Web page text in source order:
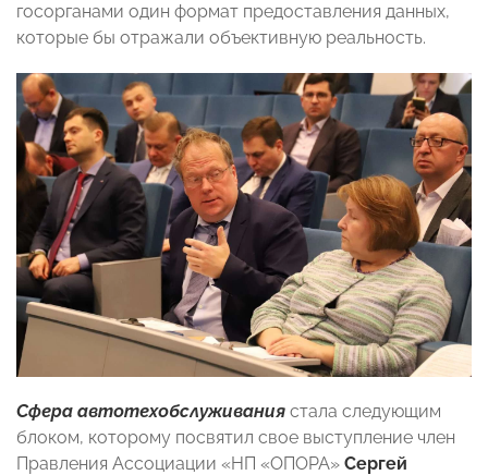
госорганами один формат предоставления данных,
которые бы отражали объективную реальность.
Сфера автотехобслуживания стала следующим
блоком, которому посвятил свое выступление член
Правления Ассоциации «НП «ОПОРА» Сергей